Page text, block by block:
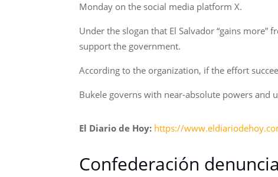
Monday on the social media platform X.
Under the slogan that El Salvador “gains
support the government.
According to the organization, if the effort
Bukele governs with near-absolute powers and
El Diario de Hoy: https://
Confederación